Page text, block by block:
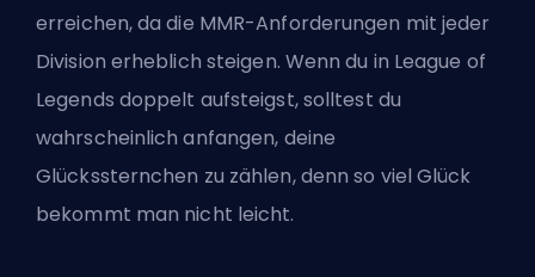
erreichen, da die MMR-Anforderungen mit jeder
Division erheblich steigen. Wenn du in League of
Legends doppelt aufsteigst, solltest du
wahrscheinlich anfangen, deine
Glückssternchen zu zählen, denn so viel Glück
bekommt man nicht leicht.